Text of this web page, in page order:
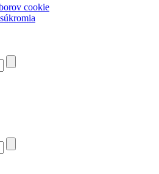
cookie